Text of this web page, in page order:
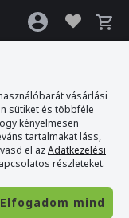
kényelem, ami megtart,
vásárlási
sütiket és többféle
kényelmesen
tartalmakat láss,
el azAdatkezelési
részleteket.
Elfogadom mind